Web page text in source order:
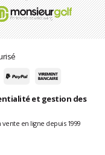
et gestion des
en ligne depuis 1999